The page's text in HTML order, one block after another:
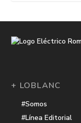
+ LOBLANC
#Somos
#Línea Editorial